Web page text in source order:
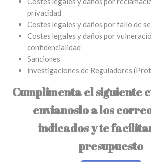
privacidad
Costes legales y daños por fallo de
Costes legales y daños por
confidencialidad
Sanciones
investigaciones de Reguladores
Cumplimenta el siguiente
envianoslo a los
indicados y te
presupuesto